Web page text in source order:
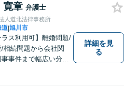
できる弁護士」を目
います。【夜間や休日
対応可能】【旭川市の
律事務所】
寛章 弁護士
人道北法律事務所
道|旭川市
ラス利用可】離婚問題/
相続問題から会社関
事件まで幅広い分野
詳細を見
る